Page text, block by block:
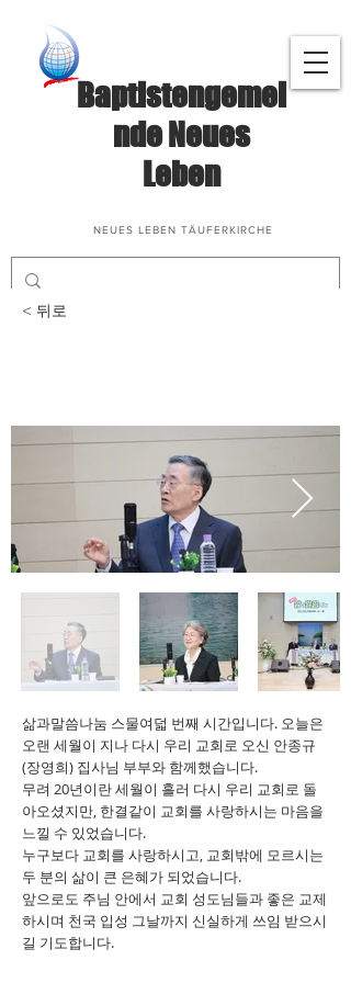
Baptistengemei
nde Neues
Leben
NEUES LEBEN TÄUFERKIRCHE
< 뒤로
삶과말씀나눔 스물여덟 번째 시간입니다. 오늘은
오랜 세월이 지나 다시 우리 교회로 오신 안종규
(장영희) 집사님 부부와 함께했습니다.
무려 20년이란 세월이 흘러 다시 우리 교회로 돌
아오셨지만, 한결같이 교회를 사랑하시는 마음을
느낄 수 있었습니다.
누구보다 교회를 사랑하시고, 교회밖에 모르시는
두 분의 삶이 큰 은혜가 되었습니다.
앞으로도 주님 안에서 교회 성도님들과 좋은 교제
하시며 천국 입성 그날까지 신실하게 쓰임 받으시
길 기도합니다.